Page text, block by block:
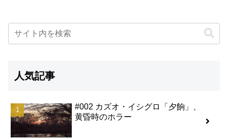
人気記事
#002 カズオ・イシグロ「夕餉」、
黄昏時のホラー